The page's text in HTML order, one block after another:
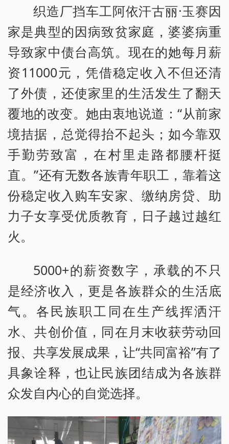
织造厂挡车工阿依汗古丽·玉赛因
家是典型的因病致贫家庭，婆婆病重
导致家中债台高筑。现在的她每月薪
资11000元，凭借稳定收入不但还清
了外债，还使家里的生活发生了翻天
覆地的改变。她由衷地说道：“从前家
境拮据，总觉得抬不起头；如今靠双
手勤劳致富，在村里走路都腰杆挺
直。”还有无数各族青年职工，靠着这
份稳定收入购车安家、缴纳房贷、助
力子女享受优质教育，日子越过越红
火。
5000+的薪资数字，承载的不只
是经济收入，更是各族群众的生活底
气。各民族职工同在生产线挥洒汗
水、共创价值，同在月末收获劳动回
报、共享发展成果，让“共同富裕”有了
具象诠释，也让民族团结成为各族群
众发自内心的自觉选择。